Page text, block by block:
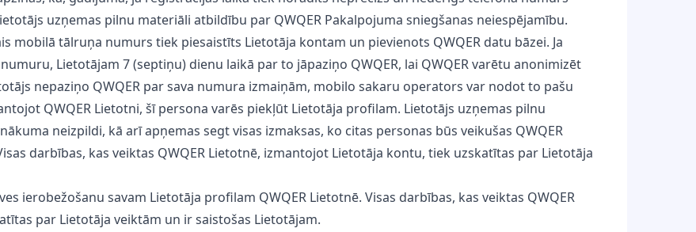
uzņemas pilnu materiāli atbildību par QWQER Pakalpojuma sniegšanas neiespējamību.
mobilā tālruņa numurs tiek piesaistīts Lietotāja kontam un pievienots QWQER datu bāzei. Ja
Lietotājam 7 (septiņu) dienu laikā par to jāpaziņo QWQER, lai QWQER varētu anonimizēt
nepaziņo QWQER par sava numura izmaiņām, mobilo sakaru operators var nodot to pašu
QWQER Lietotni, šī persona varēs piekļūt Lietotāja profilam. Lietotājs uzņemas pilnu
neizpildi, kā arī apņemas segt visas izmaksas, ko citas personas būs veikušas QWQER
darbības, kas veiktas QWQER Lietotnē, izmantojot Lietotāja kontu, tiek uzskatītas par Lietotāja
ierobežošanu savam Lietotāja profilam QWQER Lietotnē. Visas darbības, kas veiktas QWQER
par Lietotāja veiktām un ir saistošas Lietotājam.